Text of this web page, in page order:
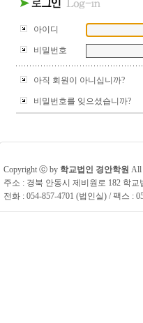
아이디
비밀번호
아직 회원이 아니십니까?
비밀번호를 잊으셨습니까?
Copyright ⓒ by 학교법인 경안학원 All
주소 : 경북 안동시 제비원로 182 학교
전화 : 054-857-4701 (법인실) / 팩스 :